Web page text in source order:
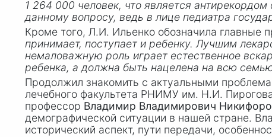
1 264 000 человек, что является
данному вопросу, ведь в лице педиатра
Кроме того, Л.И. Ильенко обозначила главные
принимает, поступает и ребенку. Лучшим
немаловажную роль играет естественное
ребенка, а должна быть нацелена на всю
Продолжил знакомить с актуальными
лечебного факультета РНИМУ им. Н.И.
профессор Владимир Владимирович
демографической ситуации в нашей стране.
исторический аспект, пути передачи,